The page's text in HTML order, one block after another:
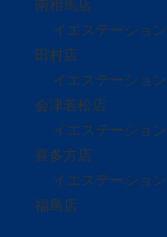
南相馬店
イエステーション
田村店
イエステーション
会津若松店
イエステーション
喜多方店
イエステーション
福島店